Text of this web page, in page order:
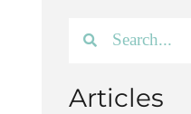
Articles